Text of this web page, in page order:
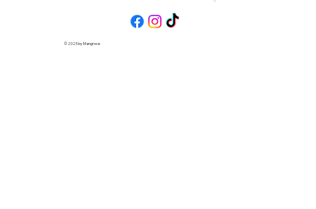
© 2025 by Mangrove